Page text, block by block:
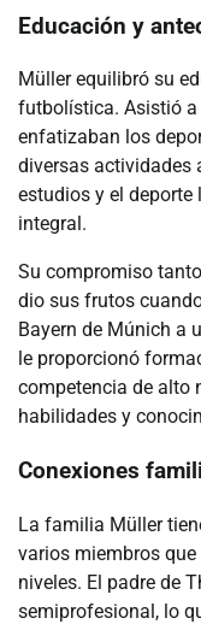
Educación y
Müller equilibró su
futbolística. Asistió a
enfatizaban los
diversas actividades
estudios y el deporte
integral.
Su compromiso
dio sus frutos
Bayern de Múnich a
le proporcionó
competencia de alto
habilidades y
Conexiones
La familia Müller
varios miembros
niveles. El padre de
semiprofesional, lo